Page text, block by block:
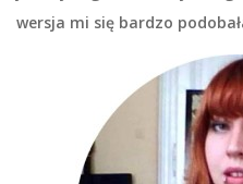
wersja mi się bardzo